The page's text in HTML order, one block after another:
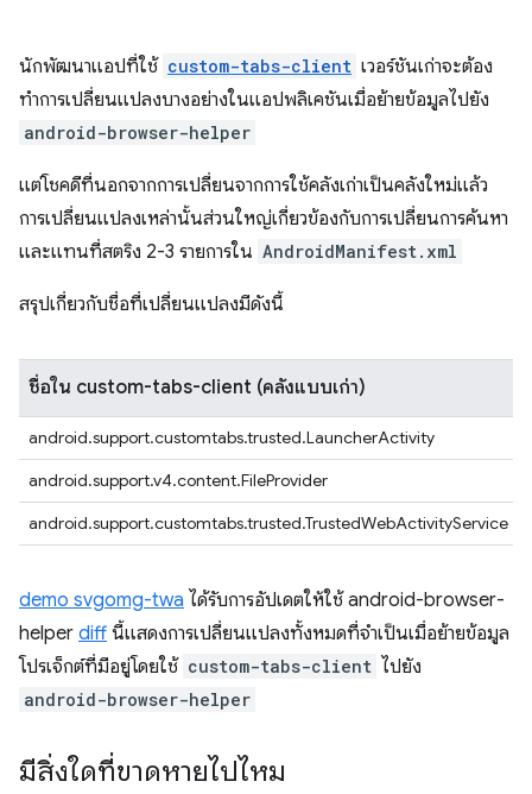
นักพัฒนาแอปที่ใช้ custom-tabs-client เวอร์ชันเก่าจะต้อง
ทำการเปลี่ยนแปลงบางอย่างในแอปพลิเคชันเมื่อย้ายข้อมูลไปยัง
android-browser-helper
แต่โชคดีที่นอกจากการเปลี่ยนจากการใช้คลังเก่าเป็นคลังใหม่แล้ว
การเปลี่ยนแปลงเหล่านั้นส่วนใหญ่เกี่ยวข้องกับการเปลี่ยนการค้นหา
และแทนที่สตริง 2-3 รายการใน AndroidManifest.xml
สรุปเกี่ยวกับชื่อที่เปลี่ยนแปลงมีดังนี้
ชื่อใน custom-tabs-client (คลังแบบเก่า)
android.support.customtabs.trusted.LauncherActivity
android.support.v4.content.FileProvider
android.support.customtabs.trusted.TrustedWebActivityService
demo svgomg-twa ได้รับการอัปเดตให้ใช้ android-browser-
helper diff นี้แสดงการเปลี่ยนแปลงทั้งหมดที่จำเป็นเมื่อย้ายข้อมูล
โปรเจ็กต์ที่มีอยู่โดยใช้ custom-tabs-client ไปยัง
android-browser-helper
มีสิ่งใดที่ขาดหายไปไหม